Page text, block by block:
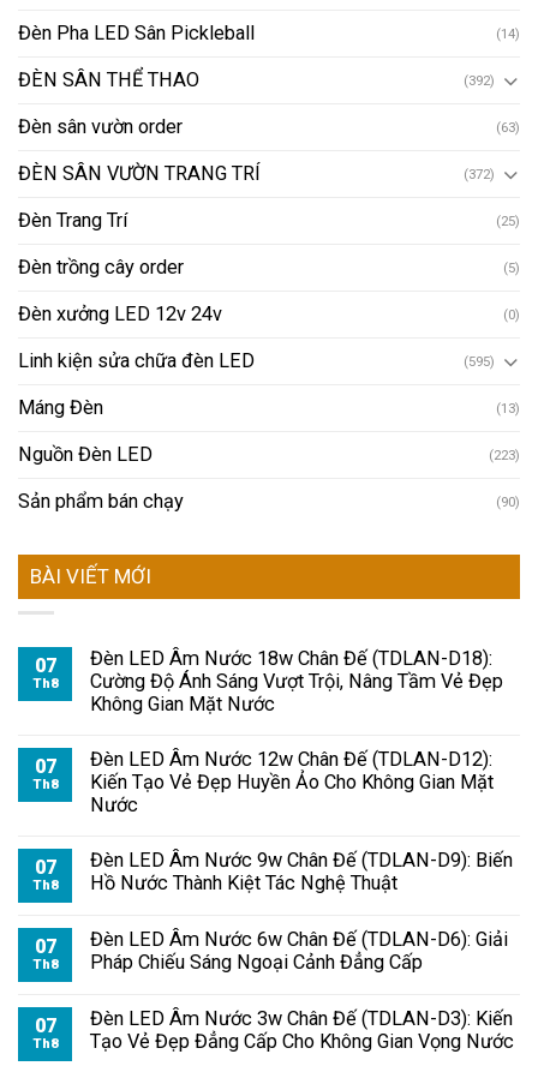
Đèn Pha LED Sân Pickleball (14)
ĐÈN SÂN THỂ THAO (392)
Đèn sân vườn order (63)
ĐÈN SÂN VƯỜN TRANG TRÍ (372)
Đèn Trang Trí (25)
Đèn trồng cây order (5)
Đèn xưởng LED 12v 24v (0)
Linh kiện sửa chữa đèn LED (595)
Máng Đèn (13)
Nguồn Đèn LED (223)
Sản phẩm bán chạy (90)
BÀI VIẾT MỚI
07
Th8
Đèn LED Âm Nước 18w Chân Đế (TDLAN-D18):
Cường Độ Ánh Sáng Vượt Trội, Nâng Tầm Vẻ Đẹp
Không Gian Mặt Nước
07
Th8
Đèn LED Âm Nước 12w Chân Đế (TDLAN-D12):
Kiến Tạo Vẻ Đẹp Huyền Ảo Cho Không Gian Mặt
Nước
07
Th8
Đèn LED Âm Nước 9w Chân Đế (TDLAN-D9): Biến
Hồ Nước Thành Kiệt Tác Nghệ Thuật
07
Th8
Đèn LED Âm Nước 6w Chân Đế (TDLAN-D6): Giải
Pháp Chiếu Sáng Ngoại Cảnh Đẳng Cấp
07
Th8
Đèn LED Âm Nước 3w Chân Đế (TDLAN-D3): Kiến
Tạo Vẻ Đẹp Đẳng Cấp Cho Không Gian Vọng Nước